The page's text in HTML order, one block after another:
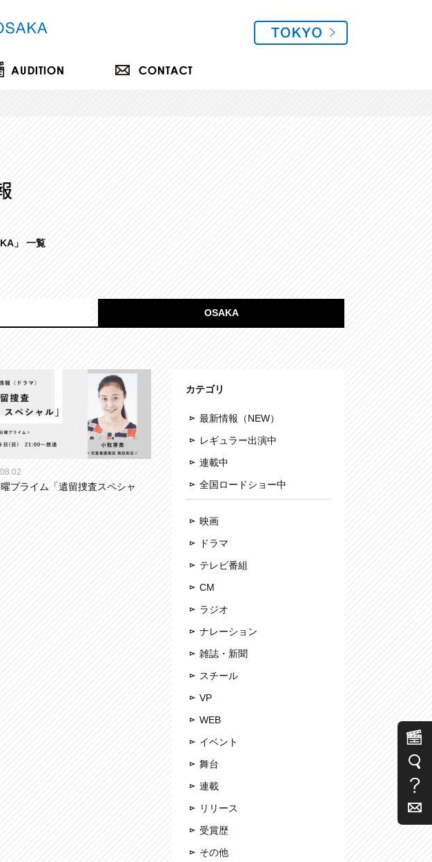
」 一覧
OSAKA
プライム「遺留捜査スペシャ
カテゴリ
最新情報（NEW）
レギュラー出演中
連載中
全国ロードショー中
映画
ドラマ
テレビ番組
CM
ラジオ
ナレーション
雑誌・新聞
スチール
VP
WEB
イベント
舞台
連載
リリース
受賞歴
その他